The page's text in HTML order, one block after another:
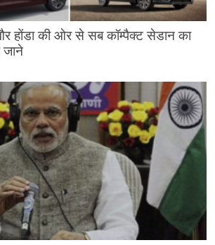
होंडा की ओर से सब कॉम्पैक्ट सेडान का
जाने